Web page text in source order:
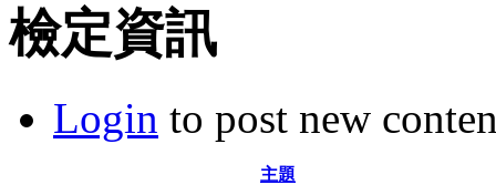
檢定資訊
Login to post new
主題